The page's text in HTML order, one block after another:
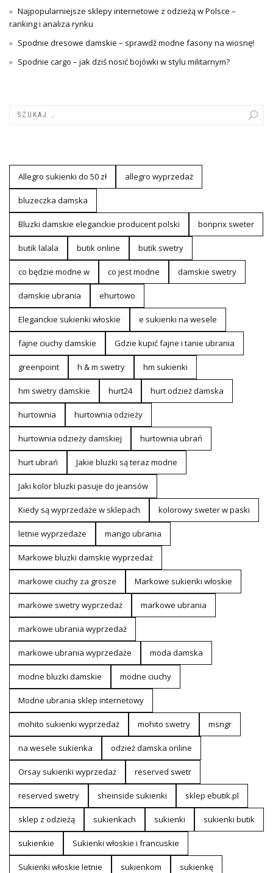
Najpopularniejsze sklepy internetowe z odzieżą w Polsce –
ranking i analiza rynku
Spodnie dresowe damskie – sprawdź modne fasony na wiosnę!
Spodnie cargo – jak dziś nosić bojówki w stylu militarnym?
Allegro sukienki do 50 zł allegro wyprzedaż
bluzeczka damska
Bluzki damskie eleganckie producent polski bonprix sweter
butik lalala butik online butik swetry
co będzie modne w co jest modne damskie swetry
damskie ubrania ehurtowo
Eleganckie sukienki włoskie e sukienki na wesele
fajne ciuchy damskie Gdzie kupić fajne i tanie ubrania
greenpoint h & m swetry hm sukienki
hm swetry damskie hurt24 hurt odzież damska
hurtownia hurtownia odzieży
hurtownia odzieży damskiej hurtownia ubrań
hurt ubrań Jakie bluzki są teraz modne
Jaki kolor bluzki pasuje do jeansów
Kiedy są wyprzedaże w sklepach kolorowy sweter w paski
letnie wyprzedaże mango ubrania
Markowe bluzki damskie wyprzedaż
markowe ciuchy za grosze Markowe sukienki włoskie
markowe swetry wyprzedaż markowe ubrania
markowe ubrania wyprzedaż
markowe ubrania wyprzedaże moda damska
modne bluzki damskie modne ciuchy
Modne ubrania sklep internetowy
mohito sukienki wyprzedaż mohito swetry msngr
na wesele sukienka odzież damska online
Orsay sukienki wyprzedaż reserved swetr
reserved swetry sheinside sukienki sklep ebutik.pl
sklep z odzieżą sukienkach sukienki sukienki butik
sukienkie Sukienki włoskie i francuskie
Sukienki włoskie letnie sukienkom sukienkę